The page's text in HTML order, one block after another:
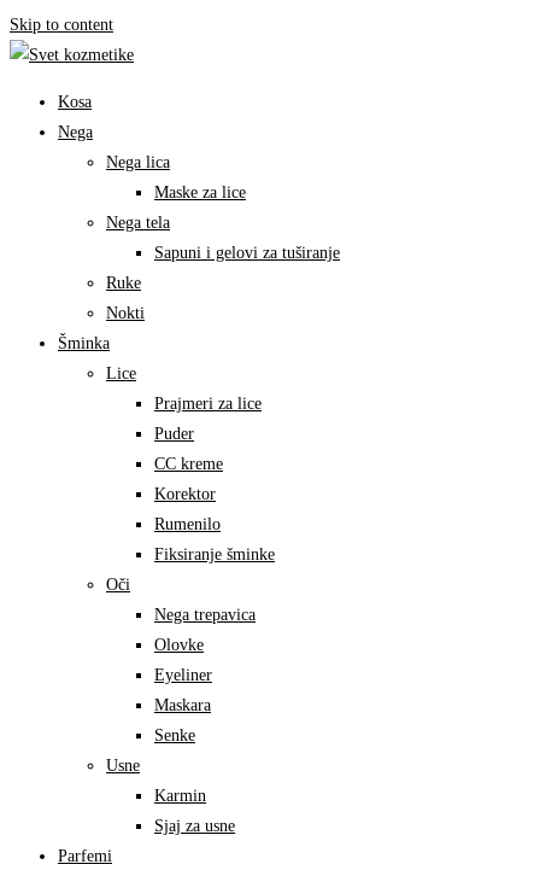
Skip to content
Kosa
Nega
Nega lica
Maske za lice
Nega tela
Sapuni i gelovi za tuširanje
Ruke
Nokti
Šminka
Lice
Prajmeri za lice
Puder
CC kreme
Korektor
Rumenilo
Fiksiranje šminke
Oči
Nega trepavica
Olovke
Eyeliner
Maskara
Senke
Usne
Karmin
Sjaj za usne
Parfemi